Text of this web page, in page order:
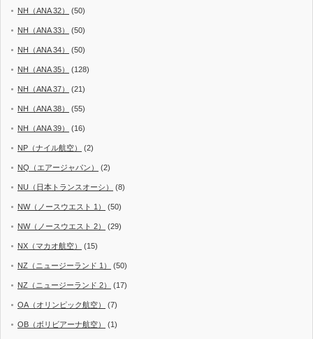
NH（ANA 32） (50)
NH（ANA 33） (50)
NH（ANA 34） (50)
NH（ANA 35） (128)
NH（ANA 37） (21)
NH（ANA 38） (55)
NH（ANA 39） (16)
NP（ナイル航空） (2)
NQ（エアージャパン） (2)
NU（日本トランスオーシ） (8)
NW（ノースウエスト 1） (50)
NW（ノースウエスト 2） (29)
NX（マカオ航空） (15)
NZ（ニュージーランド 1） (50)
NZ（ニュージーランド 2） (17)
OA（オリンピック航空） (7)
OB（ボリビアーナ航空） (1)